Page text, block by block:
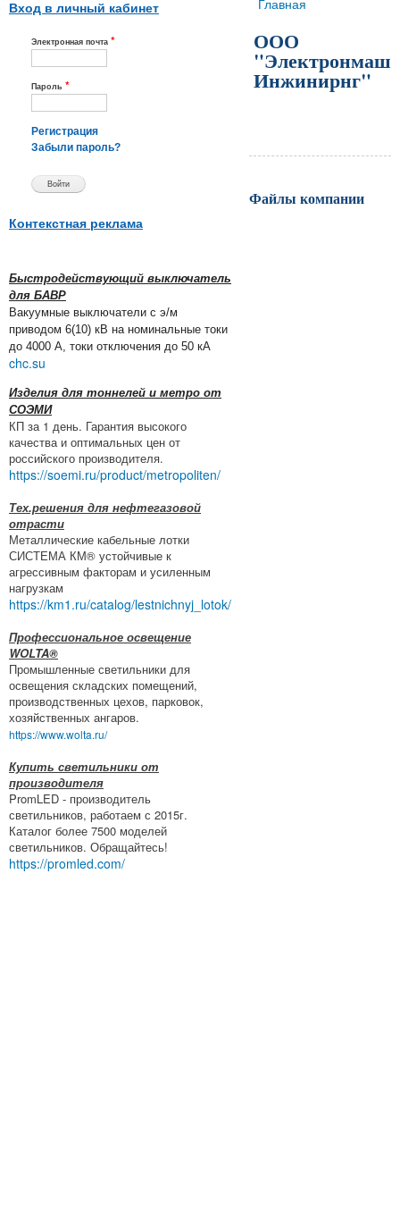
Вход в личный кабинет
Электронная почта *
Пароль *
Регистрация
Забыли пароль?
Контекстная реклама
Быстродействующий выключатель
для БАВР
Вакуумные выключатели с э/м
приводом 6(10) кВ на номинальные токи
до 4000 А, токи отключения до 50 кА
chc.su
Изделия для тоннелей и метро от
СОЭМИ
КП за 1 день. Гарантия высокого
качества и оптимальных цен от
российского производителя.
https://soemi.ru/product/metropoliten/
Тех.решения для нефтегазовой
отрасти
Металлические кабельные лотки
СИСТЕМА КМ® устойчивые к
агрессивным факторам и усиленным
нагрузкам
https://km1.ru/catalog/lestnichnyj_lotok/
Профессиональное освещение
WOLTA®
Промышленные светильники для
освещения складских помещений,
производственных цехов, парковок,
хозяйственных ангаров.
https://www.wolta.ru/
Купить светильники от
производителя
PromLED - производитель
светильников, работаем с 2015г.
Каталог более 7500 моделей
светильников. Обращайтесь!
https://promled.com/
Вы здесь
Главная
ООО
"Электронмаш
Инжинирнг"
Файлы компании